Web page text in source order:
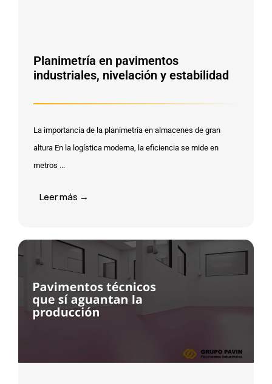
Planimetría en pavimentos
industriales, nivelación y estabilidad
La importancia de la planimetría en almacenes de gran
altura En la logística moderna, la eficiencia se mide en
metros ...
Leer más →